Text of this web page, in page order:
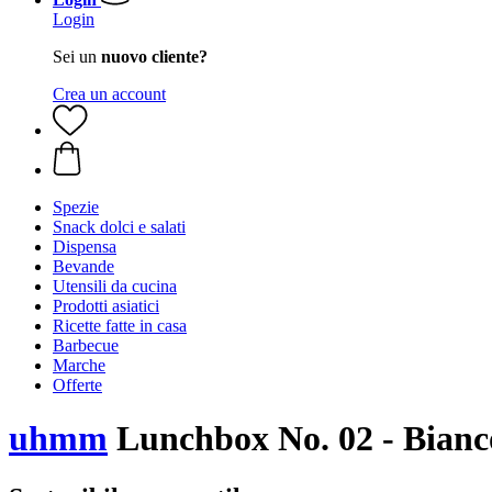
Login
Sei un nuovo cliente?
Crea un account
Spezie
Snack dolci e salati
Dispensa
Bevande
Utensili da cucina
Prodotti asiatici
Ricette fatte in casa
Barbecue
Marche
Offerte
uhmm Lunchbox No. 02 -